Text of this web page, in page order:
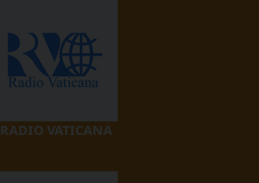
RADIO VATICANA